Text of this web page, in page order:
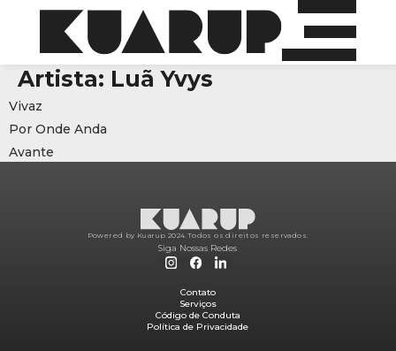
Artista: Luã Yvys
Vivaz
Por Onde Anda
Avante
Powered by Kuarup 2024. Todos os direitos reservados.
Siga Nossas Redes
Contato
Serviços
Código de Conduta
Política de Privacidade